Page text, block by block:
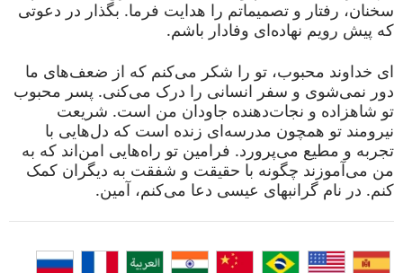
سخنان، رفتار و تصمیماتم را هدایت فرما. بگذار در دعوتی
که پیش رویم نهاده‌ای وفادار باشم.
ای خداوند محبوب، تو را شکر می‌کنم که از ضعف‌های ما
دور نمی‌شوی و سفر انسانی را درک می‌کنی. پسر محبوب
تو شاهزاده و نجات‌دهنده جاودان من است. شریعت
نیرومند تو همچون مدرسه‌ای زنده است که دل‌هایی با
تجربه و مطیع می‌پرورد. فرامین تو راه‌هایی امن‌اند که به
من می‌آموزند چگونه با حقیقت و شفقت به دیگران کمک
کنم. در نام گرانبهای عیسی دعا می‌کنم، آمین.